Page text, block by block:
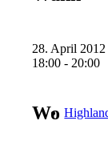
28. April 2012
18:00 - 20:00
Wo